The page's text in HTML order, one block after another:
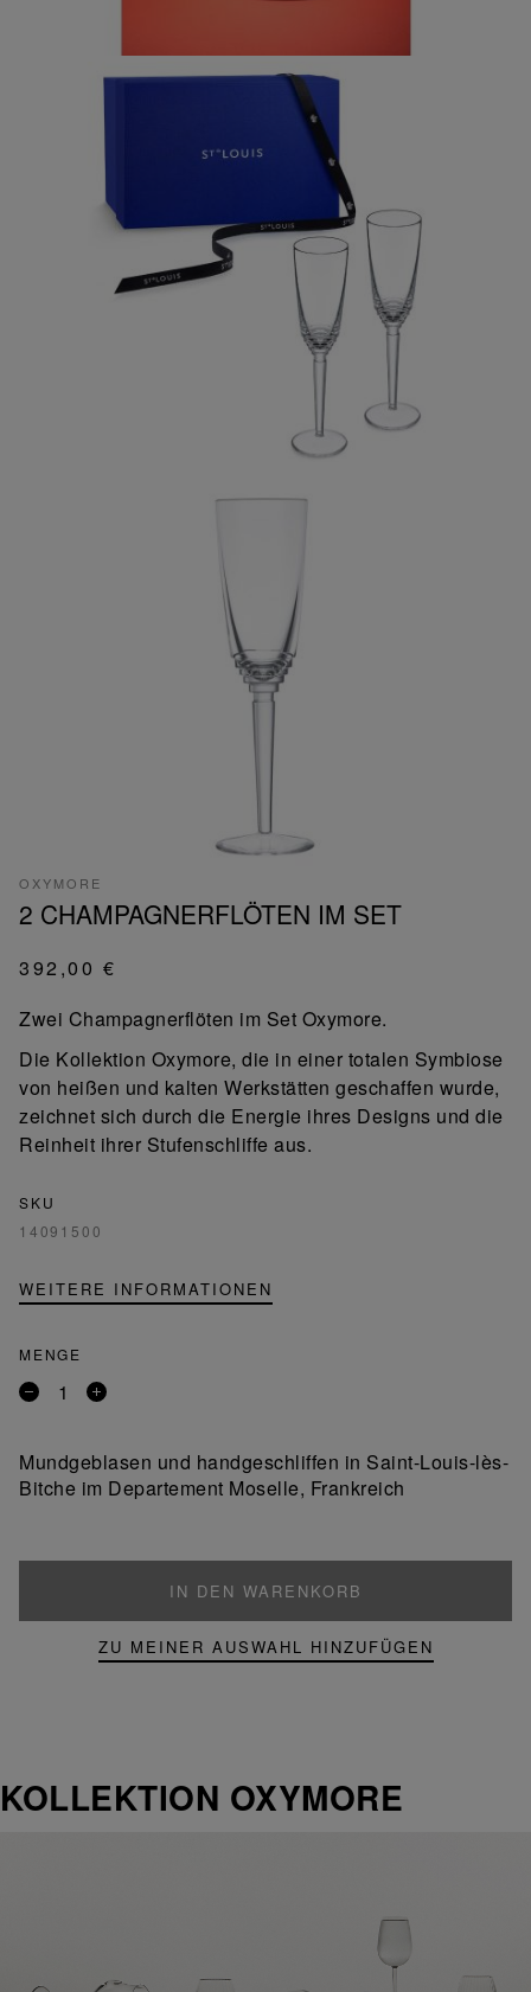
OXYMORE
2 CHAMPAGNERFLÖTEN IM SET
392,00 €
Zwei Champagnerflöten im Set Oxymore.
Die Kollektion Oxymore, die in einer totalen Symbiose
von heißen und kalten Werkstätten geschaffen wurde,
zeichnet sich durch die Energie ihres Designs und die
Reinheit ihrer Stufenschliffe aus.
SKU
14091500
WEITERE INFORMATIONEN
MENGE
Entfernen
Produkt
Ein
Mundgeblasen und handgeschliffen in Saint-Louis-lès-
Bitche im Departement Moselle, Frankreich
IN DEN WARENKORB
ZU MEINER AUSWAHL HINZUFÜGEN
KOLLEKTION OXYMORE